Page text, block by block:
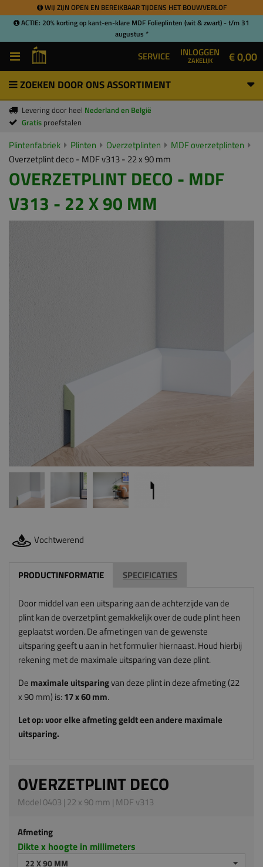
WIJ ZIJN OPEN EN BEREIKBAAR TIJDENS HET BOUWVERLOF
ACTIE: 20% korting op kant-en-klare MDF Folieplinten (wit & zwart) - t/m 31
augustus *
SERVICE INLOGGEN
ZAKELIJK € 0,00
ZOEKEN DOOR ONS ASSORTIMENT
Levering door heel Nederland en België
Gratis proefstalen
Plintenfabriek Plinten Overzetplinten
MDF overzetplinten
Overzetplint deco - MDF v313 - 22 x 90 mm
OVERZETPLINT DECO - MDF
V313 - 22 X 90 MM
Vochtwerend
PRODUCTINFORMATIE SPECIFICATIES
Door middel van een uitsparing aan de achterzijde van de
plint kan de overzetplint gemakkelijk over de oude plint heen
geplaatst worden. De afmetingen van de gewenste
uitsparing geeft u aan in het formulier hiernaast. Houd hierbij
rekening met de maximale uitsparing van deze plint.
De maximale uitsparingvan deze plint in deze afmeting (22
x 90 mm) is:17x 60mm.
Let op: voor elke afmeting geldt een andere maximale
uitsparing.
OVERZETPLINT DECO
Model 0403 | 22 x 90 mm | MDF v313
Afmeting
Dikte x hoogte in millimeters
22 X 90 MM